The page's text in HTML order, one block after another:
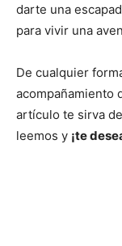
darte una
para vivir una
De cualquier
acompañamiento
artículo te sirva
leemos y ¡te